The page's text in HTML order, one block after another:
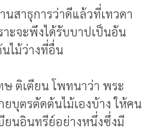
สาธุการว่าดีแล้วที่เทวดา
ะจะพึงได้รับบาปเป็นอัน
ไม้ว่างที่อื่น
ติเตียน โพทนาว่า พระ
บุตรตัดต้นไม้เองบ้าง ให้คน
ยนอินทรีย์อย่างหนึ่งซึ่งมี